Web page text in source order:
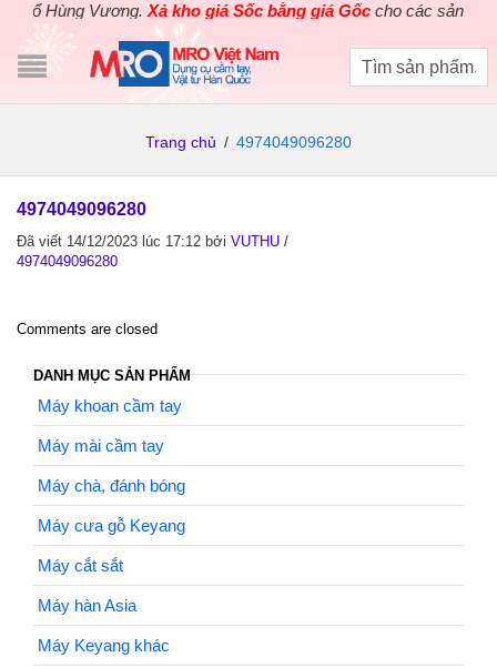
tổ Hùng Vương.Xả kho giá Sốc bằng giá Gốccho các sản phẩm
Trang chủ / 4974049096280
4974049096280
Đã viết 14/12/2023 lúc 17:12 bởi VUTHU /
4974049096280
Comments are closed
DANH MỤC SẢN PHẨM
Máy khoan cầm tay
Máy mài cầm tay
Máy chà, đánh bóng
Máy cưa gỗ Keyang
Máy cắt sắt
Máy hàn Asia
Máy Keyang khác